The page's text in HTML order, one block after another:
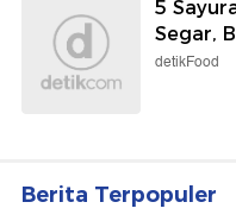
5
Segar,
detikFood
Berita Terpopuler